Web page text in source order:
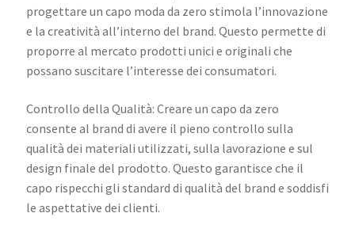
progettare un capo moda da zero stimola l’innovazione
e la creatività all’interno del brand. Questo permette di
proporre al mercato prodotti unici e originali che
possano suscitare l’interesse dei consumatori.
Controllo della Qualità: Creare un capo da zero
consente al brand di avere il pieno controllo sulla
qualità dei materiali utilizzati, sulla lavorazione e sul
design finale del prodotto. Questo garantisce che il
capo rispecchi gli standard di qualità del brand e soddisfi
le aspettative dei clienti.